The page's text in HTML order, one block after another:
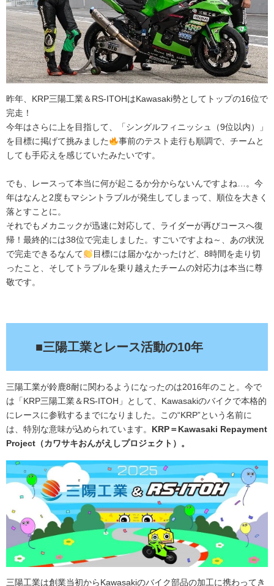
昨年、KRP三陽工業＆RS-ITOHはKawasaki勢としてトップの16位で
完走！
今年はさらに上を目指して、「シングルフィニッシュ（9位以内）」
を目標に掲げて挑みました
事前のテスト走行も順調で、チームと
しても手応えを感じていたみたいです。
でも、レースって本当に何が起こるか分からないんですよね…。今
年はなんと2度もマシントラブルが発生してしまって、順位を大きく
落とすことに。
それでもメカニックが迅速に対応して、ライダーが再びコースへ復
帰！最終的には38位で完走しました。すごいですよね～、あの状況
で完走できるなんて
目標には届かなかったけど、8時間を走り切
ったこと、そしてトラブルを乗り越えたチームの対応力は本当に尊
敬です。
■三陽工業とレース活動の10年
三陽工業が鈴鹿8耐に関わるようになったのは2016年のこと。今で
は「KRP三陽工業＆RS-ITOH」として、Kawasakiのバイクで本格的
にレースに参戦するまでになりました。この“KRP”という名前に
は、特別な意味が込められています。 KRP＝Kawasaki Repayment
Project（カワサキおんがえしプロジェクト）。
三陽工業は創業当初からKawasakiのバイク部品の加工に携わってき